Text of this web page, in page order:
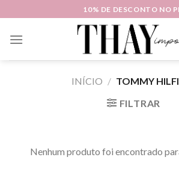
to
content
10% DE DESCONTO NO
INÍCIO / TOMMY
FILTRAR
Nenhum produto foi encontrado